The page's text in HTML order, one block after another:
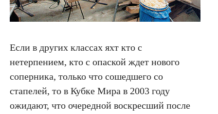
Если в других классах яхт кто с
нетерпением, кто с опаской ждет нового
соперника, только что сошедшего со
стапелей, то в Кубке Мира в 2003 году
ожидают, что очередной воскресший после